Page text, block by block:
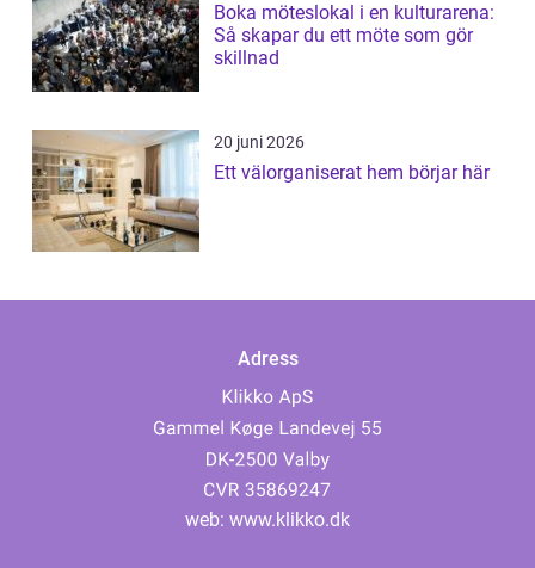
Boka möteslokal i en kulturarena:
Så skapar du ett möte som gör
skillnad
20 juni 2026
Ett välorganiserat hem börjar här
Adress
web: www.klikko.dk